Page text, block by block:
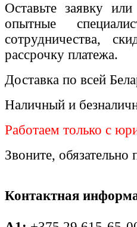
Оставьте заявку
опытные
сотрудничества,
рассрочку платежа.
Доставка по всей
Наличный и
Работаем только с
Звоните,
Контактная